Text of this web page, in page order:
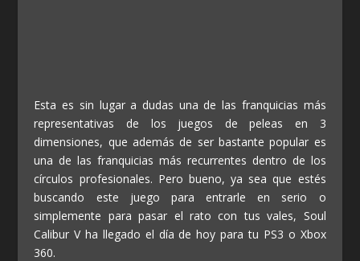
Esta es sin lugar a dudas una de las franquicias más
representativas de los juegos de peleas en 3
dimensiones, que además de ser bastante popular es
una de las franquicias más recurrentes dentro de los
círculos profesionales. Pero bueno, ya sea que estés
buscando este juego para entrarle en serio o
simplemente para pasar el rato con tus vales, Soul
Calibur V ha llegado el día de hoy para tu PS3 o Xbox
360.